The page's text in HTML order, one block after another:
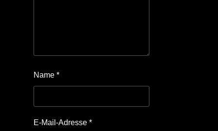
Name *
E-Mail-Adresse *